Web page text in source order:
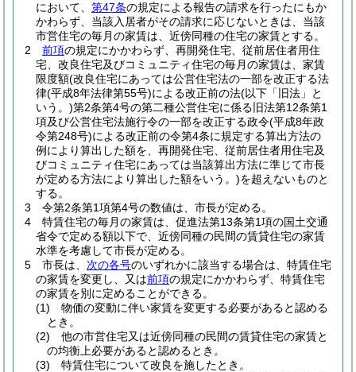
において、 第47条の規定による報告の請求を行ったにもか
かわらず、当該入居者がその請求に応じないときは、当該
市営住宅の毎月の家賃は、近傍同種の住宅の家賃とする。
2
前項の規定にかかわらず、再開発住宅、従前居住者用住
宅、改良住宅及びコミュニティ住宅の毎月の家賃は、家賃
限度額(改良住宅にあっては公営住宅法の一部を改正する法
律(平成8年法律第55号)による改正前の法(以下「旧法」と
いう。)第2条第4号の第二種公営住宅に係る旧法第12条第1
項及び公営住宅法施行令の一部を改正する政令(平成8年政
令第248号)による改正前の令第4条に規定する算出方法の
例により算出した額を、再開発住宅、従前居住者用住宅及
びコミュニティ住宅にあっては当該算出方法に準じて市長
が定める方法により算出した額をいう。)を超えないものと
する。
3
令第2条第1項第4号の数値は、市長が定める。
4
特賃住宅の毎月の家賃は、促進法第13条第1項の国土交通
省令で定める額以下で、近傍同種の民間の賃貸住宅の家賃
水準を考慮して市長が定める。
5
市長は、 次の各号のいずれかに該当する場合は、特賃住宅
の家賃を変更し、又は前項の規定にかかわらず、特賃住宅
の家賃を別に定めることができる。
(1)
物価の変動に伴い家賃を変更する必要があると認める
とき。
(2)
他の市営住宅又は近傍同種の民間の賃貸住宅の家賃と
の均衡上必要があると認めるとき。
(3)
特賃住宅について改良を施したとき。